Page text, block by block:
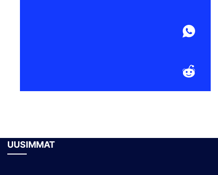
UUSIMMAT